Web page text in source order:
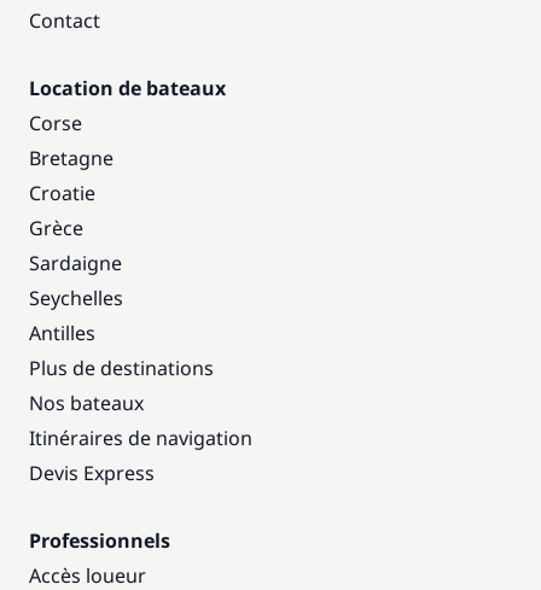
Contact
Location de bateaux
Corse
Bretagne
Croatie
Grèce
Sardaigne
Seychelles
Antilles
Plus de destinations
Nos bateaux
Itinéraires de navigation
Devis Express
Professionnels
Accès loueur